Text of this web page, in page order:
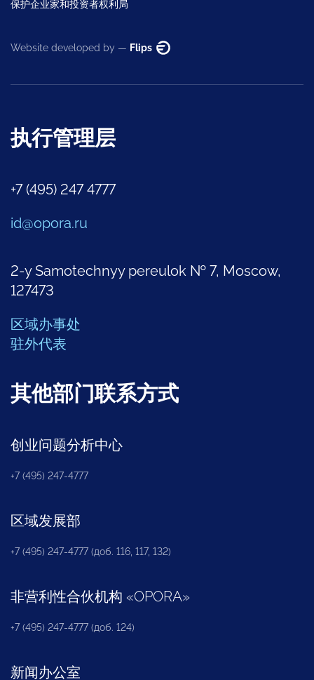
保护企业家和投资者权利局
Website developed by — Flips
执行管理层
+7 (495) 247 4777
id@opora.ru
2-y Samotechnyy pereulok № 7, Moscow,
127473
区域办事处
驻外代表
其他部门联系方式
创业问题分析中心
+7 (495) 247-4777
区域发展部
+7 (495) 247-4777 (доб. 116, 117, 132)
非营利性合伙机构 «OPORA»
+7 (495) 247-4777 (доб. 124)
新闻办公室